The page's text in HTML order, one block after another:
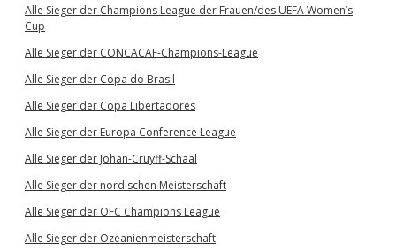
Alle Sieger der Champions League der Frauen/des UEFA Women’s
Cup
Alle Sieger der CONCACAF-Champions-League
Alle Sieger der Copa do Brasil
Alle Sieger der Copa Libertadores
Alle Sieger der Europa Conference League
Alle Sieger der Johan-Cruyff-Schaal
Alle Sieger der nordischen Meisterschaft
Alle Sieger der OFC Champions League
Alle Sieger der Ozeanienmeisterschaft